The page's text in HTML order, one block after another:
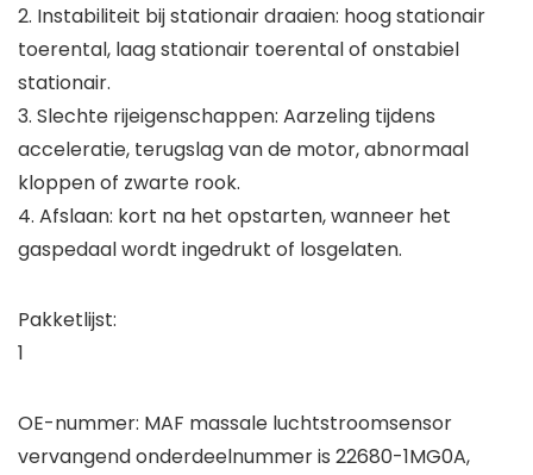
2. Instabiliteit bij stationair draaien: hoog stationair
toerental, laag stationair toerental of onstabiel
stationair.
3. Slechte rijeigenschappen: Aarzeling tijdens
acceleratie, terugslag van de motor, abnormaal
kloppen of zwarte rook.
4. Afslaan: kort na het opstarten, wanneer het
gaspedaal wordt ingedrukt of losgelaten.
Pakketlijst:
1
OE-nummer: MAF massale luchtstroomsensor
vervangend onderdeelnummer is 22680-1MG0A,